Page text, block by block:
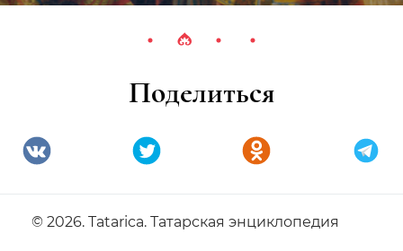
Поделиться
© 2026. Tatarica. Татарская энциклопедия